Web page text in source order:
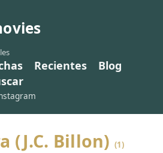
Recientes
Blog
(J.C. Billon)(1)